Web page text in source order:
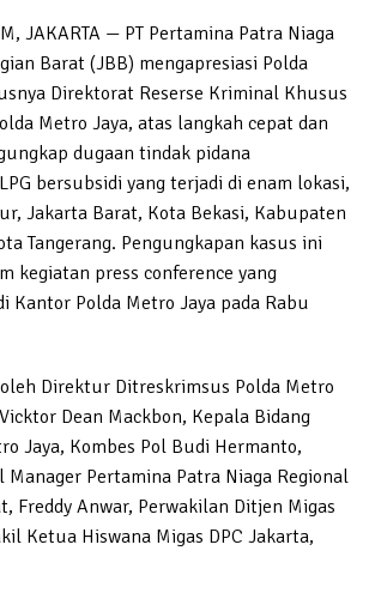
JAKARTA — PT Pertamina Patra Niaga
Barat (JBB) mengapresiasi Polda
Direktorat Reserse Kriminal Khusus
Metro Jaya, atas langkah cepat dan
dugaan tindak pidana
bersubsidi yang terjadi di enam lokasi,
Jakarta Barat, Kota Bekasi, Kabupaten
Tangerang. Pengungkapan kasus ini
kegiatan press conference yang
Kantor Polda Metro Jaya pada Rabu
Direktur Ditreskrimsus Polda Metro
Dean Mackbon, Kepala Bidang
Jaya, Kombes Pol Budi Hermanto,
Manager Pertamina Patra Niaga Regional
Freddy Anwar, Perwakilan Ditjen Migas
Ketua Hiswana Migas DPC Jakarta,